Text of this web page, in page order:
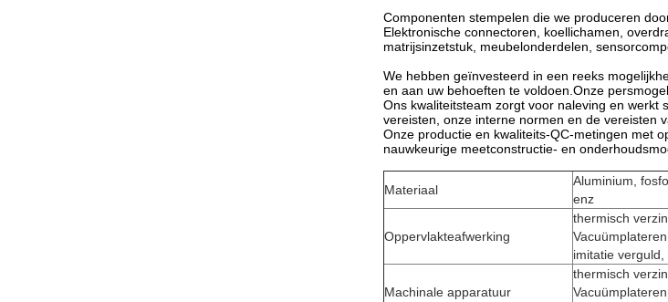
Componenten stempelen die we produceren
Elektronische connectoren, koellichamen,
matrijsinzetstuk, meubelonderdelen,
We hebben geïnvesteerd in een reeks
en aan uw behoeften te voldoen.Onze
Ons kwaliteitsteam zorgt voor naleving en
vereisten, onze interne normen en de vereisten
Onze productie en kwaliteits-QC-metingen met
nauwkeurige meetconstructie- en
Materiaal
Aluminium,
enz
Oppervlakteafwerking
thermisch
imitatie verguld,
Machinale apparatuur
thermisch